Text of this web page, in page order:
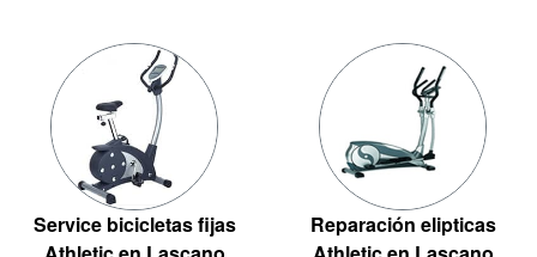
Service bicicletas fijas
Reparación elipticas